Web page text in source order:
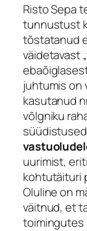
Risto Sepa
tunnustust
tõstatanud
väidetavast
juhtumis on
kasutanud
võlgniku
uurimist,
kohtutäituri
Oluline on
väitnud, et
toimingutes